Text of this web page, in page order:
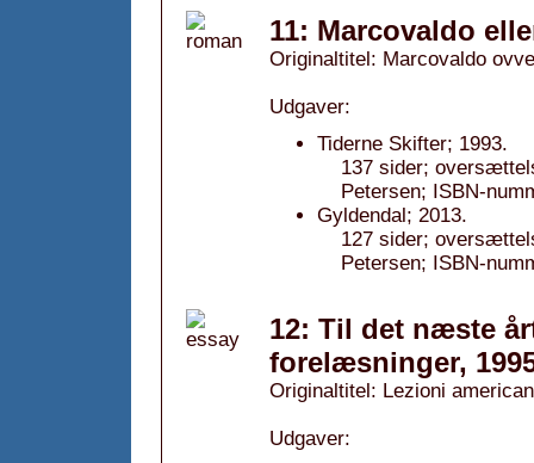
11: Marcovaldo
Originaltitel: Marcovaldo
Udgaver:
Tiderne Skifter; 1993.
137 sider;
Petersen; ISBN-
Gyldendal; 2013.
127 sider;
Petersen; ISBN-
12: Til det næste
forelæsninger,
Originaltitel: Lezioni
Udgaver: